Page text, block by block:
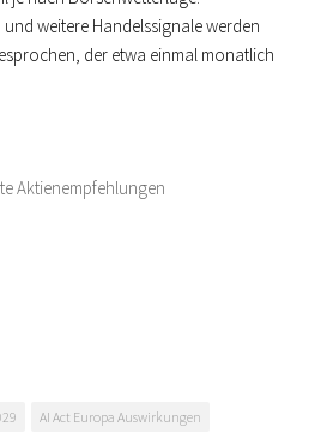
weitere Handelssignale werden
der etwa einmal monatlich
Aktienempfehlungen
AI Act Europa Auswirkungen